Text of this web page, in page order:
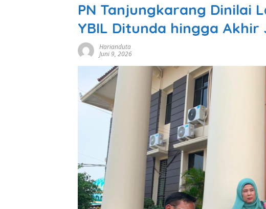
PN Tanjungkarang Dinilai
YBIL Ditunda hingga Akhir
Harianduta
Juni 9, 2026